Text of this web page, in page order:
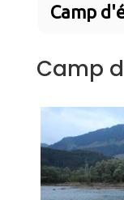
Camp
Camp